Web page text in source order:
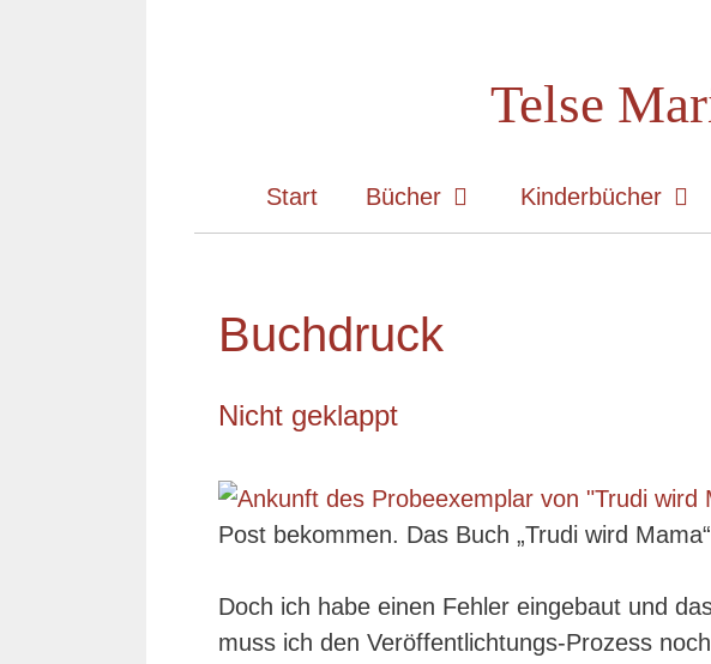
Telse
Start Bücher Kinderbücher
Buchdruck
Nicht geklappt
Post bekommen. Das Buch „Trudi wird
Doch ich habe einen Fehler eingebaut und
muss ich den Veröffentlichtungs-Prozess